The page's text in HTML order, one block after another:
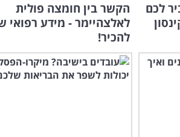
לכם
הקשר בין חומצה פולית
לאלצהיימר - מידע רפואי
להכיר!